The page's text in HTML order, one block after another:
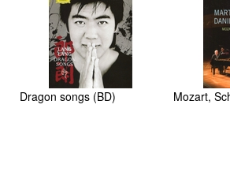
附件 :
1册说明书
一般性附注 :
Recorded
Dragon songs (BD) Mozart,